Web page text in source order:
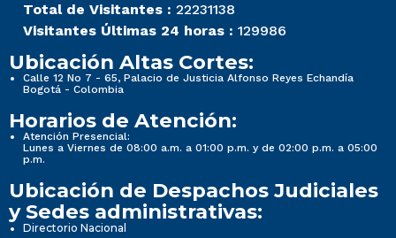
Total de Visitantes : 22231138
Visitantes Últimas 24 horas : 129986
Ubicación Altas Cortes:
Calle 12 No 7 - 65, Palacio de Justicia Alfonso Reyes Echandía
Bogotá - Colombia
Horarios de Atención:
Atención Presencial:
Lunes a Viernes de 08:00 a.m. a 01:00 p.m. y de 02:00 p.m. a 05:00
p.m.
Ubicación de Despachos Judiciales
y Sedes administrativas:
Directorio Nacional